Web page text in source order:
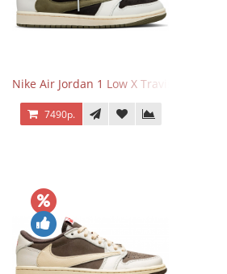
Nike Air Jordan 1 Low X Travis Scott Olive
7490р.